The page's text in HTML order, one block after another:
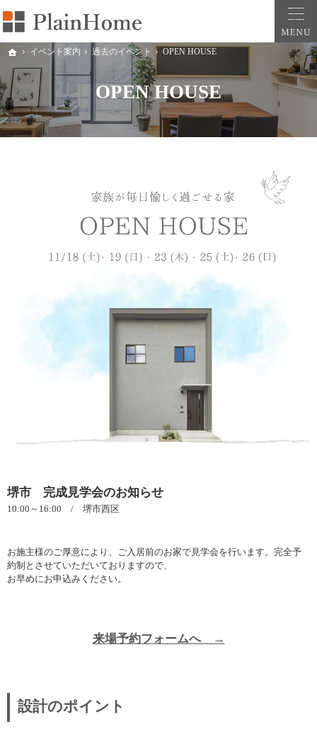
OPEN HOUSE
プレインホーム｜大阪・堺市・和泉市の新築一戸建ては工務店の株式会社平原建築工房（
プレインホーム｜大阪府堺市・和泉市で自然素材のおしゃれでかわいい注文住宅や新築の
堺市 完成見学会のお知らせ
10:00～16:00 / 堺市西区
お施主様のご厚意により、ご入居前のお家で見学会を行います。完全予
約制とさせていただいておりますので、
お早めにお申込みください。
来場予約フォームへ →
設計のポイント
ホーム
イベント案内 過去のイベント OPEN HOUSE